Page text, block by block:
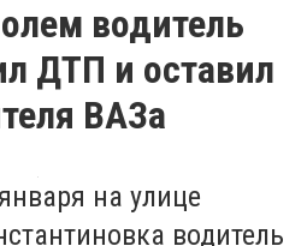
водитель
ДТП и оставил
ВАЗа
на улице
водитель